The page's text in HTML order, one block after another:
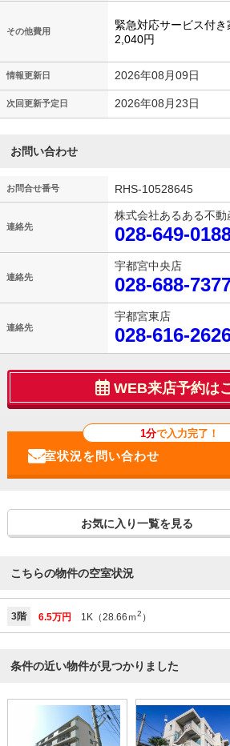
その他費用
緊急対応サービス付き
2,040円
情報更新日 2026年08月09日
次回更新予定日 2026年08月23日
お問い合わせ
お問合せ番号 RHS-10528645
連絡先
株式会社あるある不動
028-649-
連絡先
宇都宮中央店
028-688-
連絡先
宇都宮東店
028-616-
WEB来店予約は
1分で入力完了！
お気に入り一覧を見る
こちらの物件の空室状況
3階 6.5万円 1K（28.66ｍ2 ）
条件の近い物件が見つかりました